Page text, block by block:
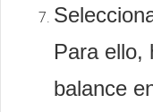
Para ello,
balance